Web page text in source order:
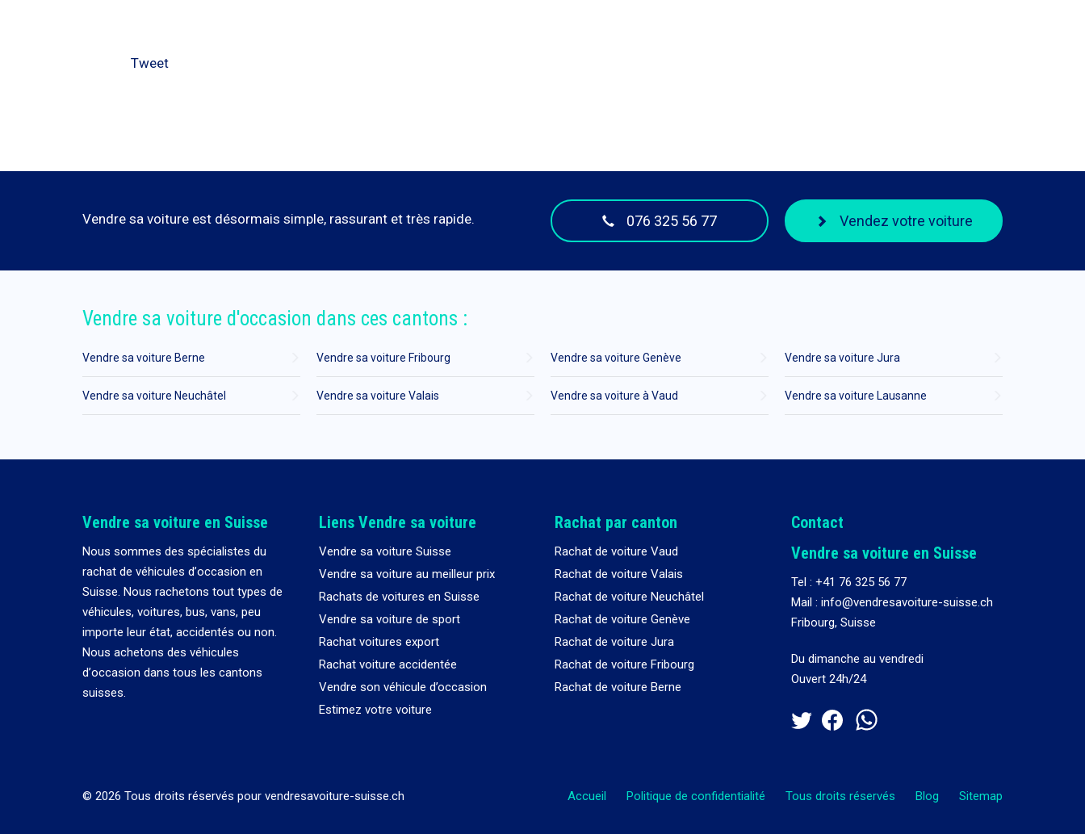
Tweet
Vendre sa voiture est désormais simple, rassurant et très rapide. 076 325 56 77 Vendez votre voiture
Vendre sa voiture d'occasion dans ces cantons :
Vendre sa voiture Berne Vendre sa voiture Fribourg Vendre sa voiture Genève Vendre sa voiture Jura
Vendre sa voiture Neuchâtel Vendre sa voiture Valais Vendre sa voiture à Vaud Vendre sa voiture Lausanne
Vendre sa voiture en Suisse
Nous sommes des spécialistes du
rachat de véhicules d’occasion en
Suisse. Nous rachetons tout types de
véhicules, voitures, bus, vans, peu
importe leur état, accidentés ou non.
Nous achetons des véhicules
d’occasion dans tous les cantons
suisses.
Liens Vendre sa voiture
Vendre sa voiture Suisse
Vendre sa voiture au meilleur prix
Rachats de voitures en Suisse
Vendre sa voiture de sport
Rachat voitures export
Rachat voiture accidentée
Vendre son véhicule d’occasion
Estimez votre voiture
Rachat par canton
Rachat de voiture Vaud
Rachat de voiture Valais
Rachat de voiture Neuchâtel
Rachat de voiture Genève
Rachat de voiture Jura
Rachat de voiture Fribourg
Rachat de voiture Berne
Contact
Vendre sa voiture en Suisse
Tel : +41 76 325 56 77
Mail : info@vendresavoiture-suisse.ch
Fribourg, Suisse
Du dimanche au vendredi
Ouvert 24h/24
Accueil Politique de confidentialité Tous droits réservés Blog Sitemap
© 2026 Tous droits réservés pour vendresavoiture-suisse.ch